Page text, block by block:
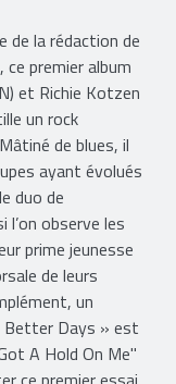
de la rédaction de
premier album
et Richie Kotzen
un rock
de blues, il
ayant évolués
duo de
observe les
prime jeunesse
de leurs
un
Better Days » est
A Hold On Me"